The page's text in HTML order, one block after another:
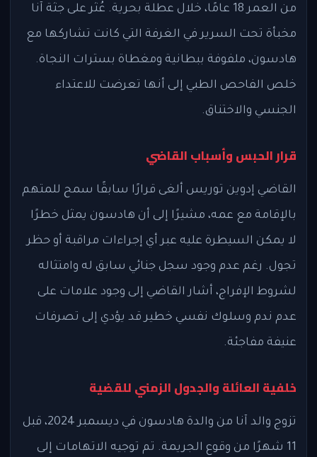
من العمر 18 عامًا، خلال عطلة بحرية. عُثر على جثة آنا
مخبأة تحت السرير في الغرفة التي كانت تشاركها مع
هادسون، ملفوفة ببطانية ومغطاة بسترات النجاة.
خلص الفاحص الطبي إلى أنها تعرضت للاعتداء
الجنسي والاختناق.
قرار الحبس وأسباب القاضي
القاضي إدوين توريس ألغى قرارًا سابقًا سمح للمتهم
بالإقامة مع عمه، مشيرًا إلى أن هادسون يمثل خطرًا
لا يمكن السيطرة عليه عبر أي إجراءات مراقبة أو حظر
تجول. رغم عدم وجود سجل جنائي سابق له وامتثاله
لشروط الإفراج، أشار القاضي إلى وجود علامات على
عدم ندم وسلوك نفسي خطير قد يؤدي إلى تصرفات
عنيفة مفاجئة.
خلفية العائلة والجدول الزمني للقضية
تزوج والد آنا من والدة هادسون في ديسمبر 2024، قبل
11 شهرًا من وقوع الجريمة. تم توجيه الاتهامات إلى